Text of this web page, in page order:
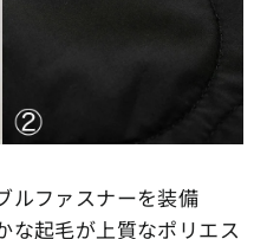
ルファスナーを装備
起毛が上質なポリエス